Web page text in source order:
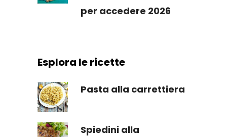
per accedere 2026
Esplora le ricette
Pasta alla carrettiera
Spiedini alla